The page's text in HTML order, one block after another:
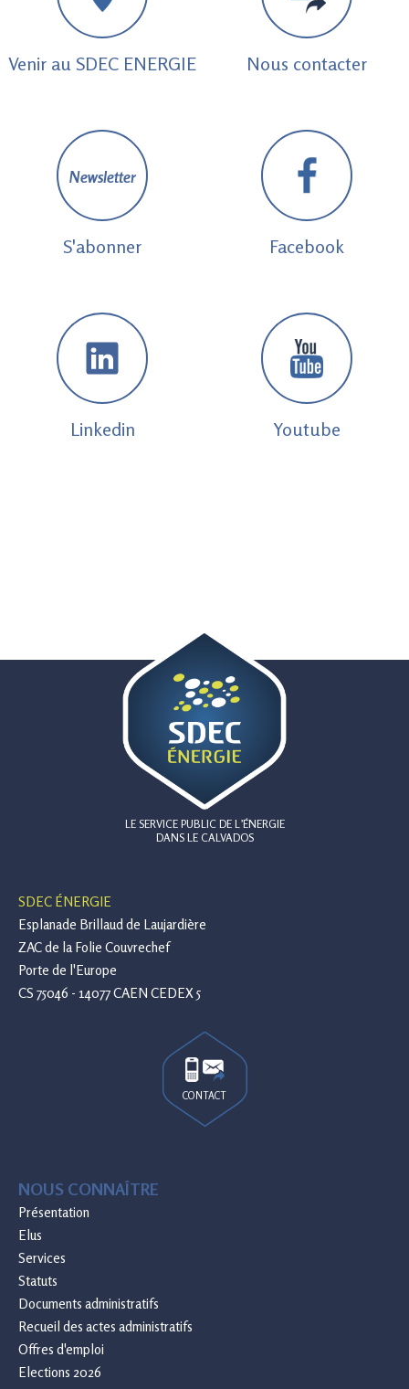
Venir au SDEC ENERGIE Nous contacter
Newsletter
S'abonner Facebook
Linkedin Youtube
LE SERVICE PUBLIC DE L’ÉNERGIE
DANS LE CALVADOS
SDEC ÉNERGIE
Esplanade Brillaud de Laujardière
ZAC de la Folie Couvrechef
Porte de l'Europe
CS 75046 - 14077 CAEN CEDEX 5
CONTACT
NOUS CONNAÎTRE
Présentation
Elus
Services
Statuts
Documents administratifs
Recueil des actes administratifs
Offres d'emploi
Elections 2026